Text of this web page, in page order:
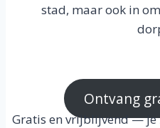
stad, maar ook in
Ontvang
Gratis en vrijblijvend — je